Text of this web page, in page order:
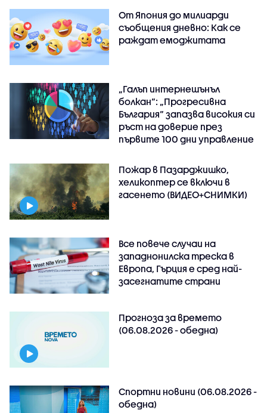
От Япония до милиарди
съобщения дневно: Как се
раждат емоджитата
„Галъп интернешънъл
болкан“: „Прогресивна
България“ запазва високия си
ръст на доверие през
първите 100 дни управление
Пожар в Пазарджишко,
хеликоптер се включи в
гасенето (ВИДЕО+СНИМКИ)
Все повече случаи на
западнонилска треска в
Европа, Гърция е сред най-
засегнатите страни
Прогноза за времето
(06.08.2026 - обедна)
Спортни новини (06.08.2026 -
обедна)